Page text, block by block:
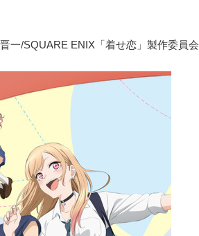
一/SQUARE ENIX「着せ恋」製作委員会